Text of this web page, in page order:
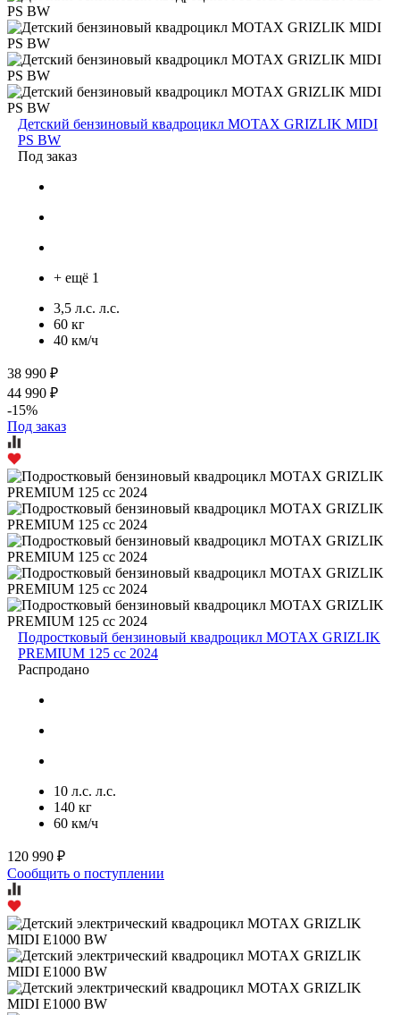
Детский бензиновый квадроцикл MOTAX GRIZLIK MIDI
PS BW
Под заказ
+ ещё 1
3,5 л.с. л.с.
60 кг
40 км/ч
38 990 ₽
44 990 ₽
-15%
Под заказ
Подростковый бензиновый квадроцикл MOTAX GRIZLIK
PREMIUM 125 cc 2024
Распродано
10 л.с. л.с.
140 кг
60 км/ч
120 990 ₽
Сообщить о поступлении